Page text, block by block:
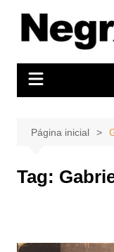
conteúdo
Página inicial
Tag: